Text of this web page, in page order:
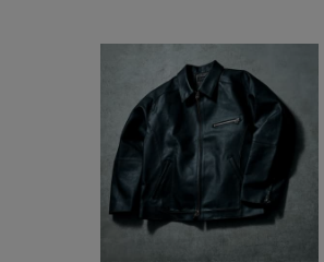
BALENCIAGA
BARBA
BARNEYS NEW YORK